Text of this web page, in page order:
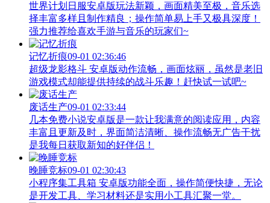
世界计划日服安卓版玩法新颖，画面精美至极，音乐选
择丰富多样且制作精良；操作简单易上手又极具深度！
强力推荐给喜欢手游与音乐的玩家们~
记忆折痕09-01 02:36:46
超级龙影格斗 安卓版动作流畅，画面炫丽，虽然是老旧
游戏模式却能提供持续的战斗乐趣！赶快试一试吧~
废话生产09-01 02:33:44
几本免费小说安卓版是一款让我满意的阅读应用，内容
丰富且更新及时，界面简洁清晰、操作流畅无广告干扰
是我每日获取新知的好伴侣！
晚睡竞标09-01 02:30:43
小程序集工具箱 安卓版功能全面，操作简便快捷，无论
是开发工具、学习材料还是实用小工具汇聚一堂。